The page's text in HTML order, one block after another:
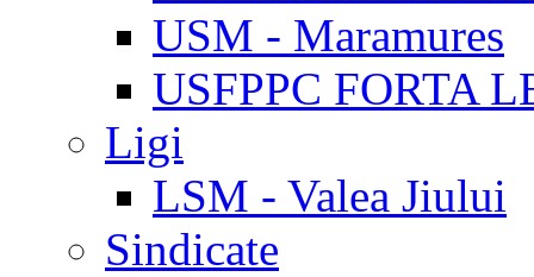
USM - Maramures
USFPPC FORTA
Ligi
LSM - Valea Jiului
Sindicate